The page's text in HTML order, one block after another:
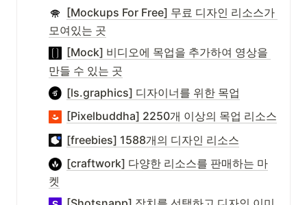
[Mockups For Free] 무료 디자인 리소스가
모여있는 곳
[Mock] 비디오에 목업을 추가하여 영상을
만들 수 있는 곳
[ls.graphics] 디자이너를 위한 목업
[Pixelbuddha] 2250개 이상의 목업 리소스
[freebies] 1588개의 디자인 리소스
[craftwork] 다양한 리소스를 판매하는 마
켓